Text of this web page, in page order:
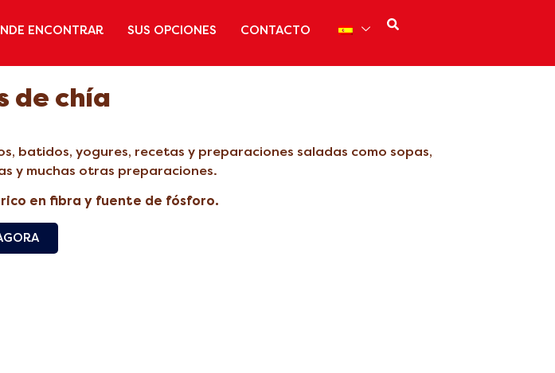
ENCONTRAR SUS OPCIONES CONTACTO
de chía
batidos, yogures, recetas y preparaciones saladas como sopas,
y muchas otras preparaciones.
en fibra y fuente de fósforo.